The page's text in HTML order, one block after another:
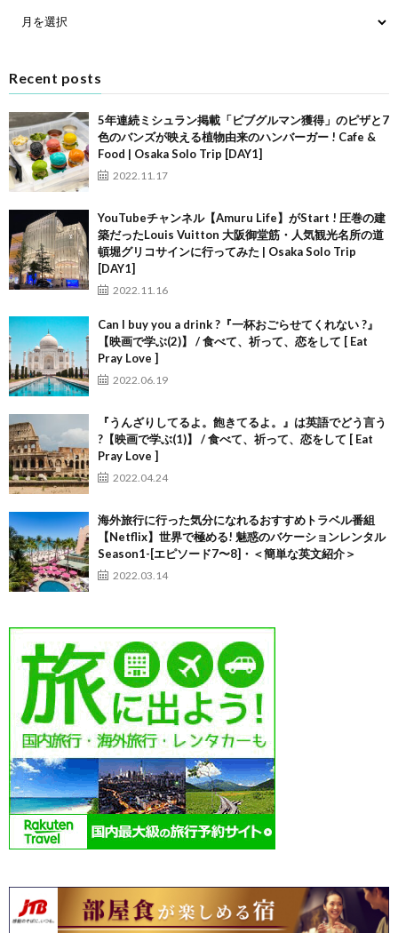
Recent posts
5年連続ミシュラン掲載「ビブグルマン獲得」のピザと7
色のバンズが映える植物由来のハンバーガー ! Cafe &
Food | Osaka Solo Trip [DAY1]
2022.11.17
YouTubeチャンネル【Amuru Life】がStart ! 圧巻の建
築だったLouis Vuitton 大阪御堂筋・人気観光名所の道
頓堀グリコサインに行ってみた | Osaka Solo Trip
[DAY1]
2022.11.16
Can I buy you a drink ?『一杯おごらせてくれない ?』
【映画で学ぶ(2)】 / 食べて、祈って、恋をして [ Eat
Pray Love ]
2022.06.19
『うんざりしてるよ。飽きてるよ。』は英語でどう言う
?【映画で学ぶ(1)】 / 食べて、祈って、恋をして [ Eat
Pray Love ]
2022.04.24
海外旅行に行った気分になれるおすすめトラベル番組
【Netflix】世界で極める! 魅惑のバケーションレンタル
Season1-[エピソード7〜8]・＜簡単な英文紹介＞
2022.03.14